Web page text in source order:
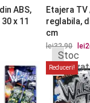
ABS,
x 11
Etajera
reglabila,
cm
lei32.90
inițial
a
lei
Reduceri!
Stoc
epuizat